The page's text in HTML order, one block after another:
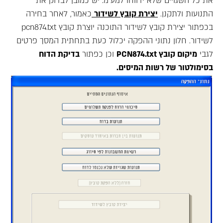
התנועות ולתקנן. יצירת קובץ לשידור כאמור, לאחר בחירה
בכפתור יצירת קובץ לשידור התוכנה יוצרת קובץ pcn874.txt
לשידור. חלון נתוני ההפקה יכלול כעת בתחתית המסך פרטים
לגבי מיקום קובץ PCN874.txt וכן כפתור בדיקת הדוח
בסימולטור של רשות המיסים.